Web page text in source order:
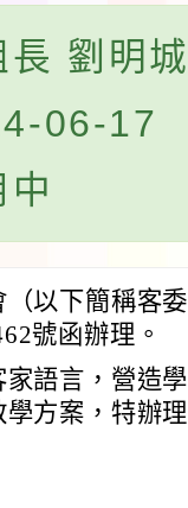
長 劉明
06-17
以下簡稱客
號函辦理。
語言，營造
方案，特辦